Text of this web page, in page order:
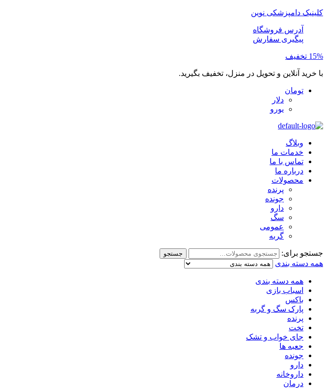
کلینیک دامپزشکی نوین
آدرس فروشگاه
پیگیری سفارش
15% تخفیف
با خرید آنلاین و تحویل در منزل، تخفیف بگیرید.
تومان
دلار
یورو
وبلاگ
خدمات ما
تماس با ما
درباره ما
محصولات
پرنده
جونده
دارو
سگ
عمومی
گربه
جستجو برای: جستجو
همه دسته بندی
همه دسته بندی
اسباب بازی
باکس
پارک سگ و گربه
پرنده
تخت
جای خواب و تشک
جعبه ها
جونده
دارو
داروخانه
درمان